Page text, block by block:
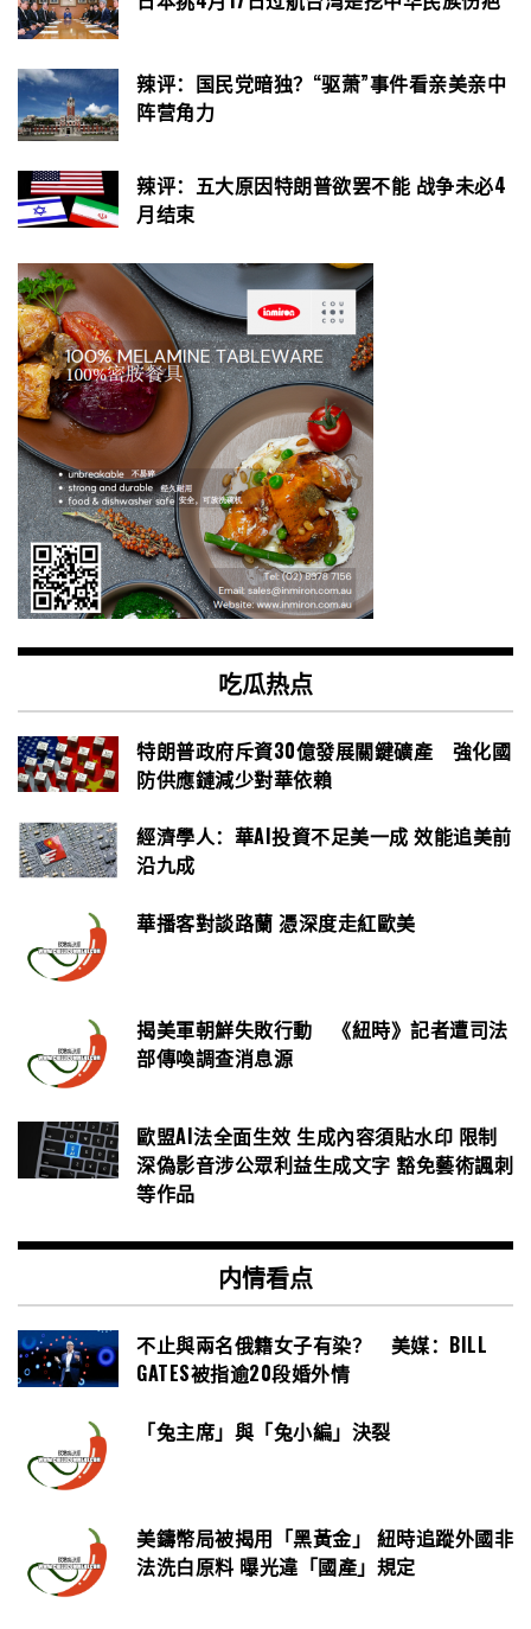
辣评：国民党暗独？“驱萧”事件看亲美亲中
阵营角力
辣评：五大原因特朗普欲罢不能 战争未必4
月结束
吃瓜热点
特朗普政府斥資30億發展關鍵礦產 強化國
防供應鏈減少對華依賴
經濟學人：華AI投資不足美一成 效能追美前
沿九成
華播客對談路蘭 憑深度走紅歐美
揭美軍朝鮮失敗行動 《紐時》記者遭司法
部傳喚調查消息源
歐盟AI法全面生效 生成內容須貼水印 限制
深偽影音涉公眾利益生成文字 豁免藝術諷刺
等作品
内情看点
不止與兩名俄籍女子有染？ 美媒：BILL
GATES被指逾20段婚外情
「兔主席」與「兔小編」決裂
美鑄幣局被揭用「黑黃金」 紐時追蹤外國非
法洗白原料 曝光違「國產」規定